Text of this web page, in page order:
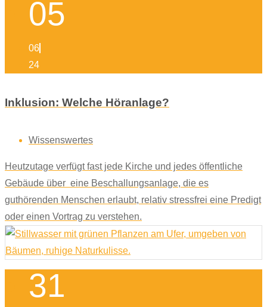
05
06
24
Inklusion: Welche Höranlage?
Wissenswertes
Heutzutage verfügt fast jede Kirche und jedes öffentliche
Gebäude über eine Beschallungsanlage, die es
guthörenden Menschen erlaubt, relativ stressfrei eine Predigt
oder einen Vortrag zu verstehen.
31